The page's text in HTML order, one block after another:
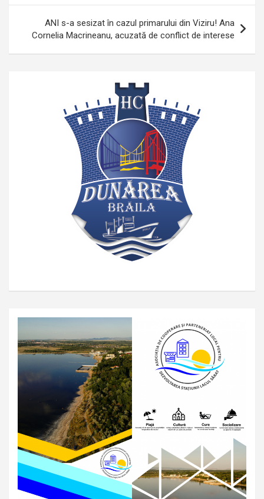
ANI s-a sesizat în cazul primarului din Viziru! Ana
Cornelia Macrineanu, acuzată de conflict de interese